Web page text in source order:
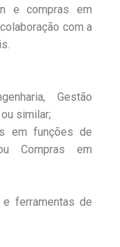
e compras em
com a
Gestão
similar;
em funções de
Compras em
ferramentas de